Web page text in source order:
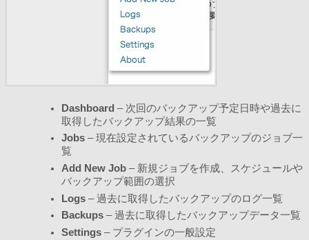
Dashboard – 次回のバックアップ予定日時や過去に
取得したバックアップ結果の一覧
Jobs – 現在設定されているバックアップのジョブ一
覧
Add New Job – 新規ジョブを作成、スケジュールや
バックアップ範囲の選択
Logs – 過去に取得したバックアップのログ一覧
Backups – 過去に取得したバックアップデータ一覧
Settings – プラグインの一般設定